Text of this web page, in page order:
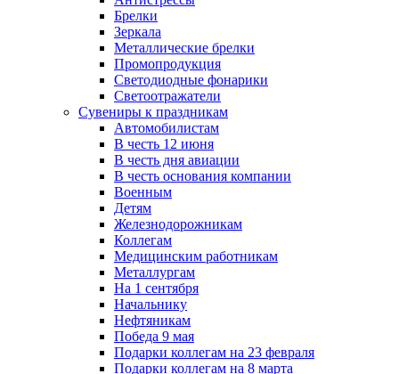
Брелки
Зеркала
Металлические брелки
Промопродукция
Светодиодные фонарики
Светоотражатели
Сувениры к праздникам
Автомобилистам
В честь 12 июня
В честь дня авиации
В честь основания компании
Военным
Детям
Железнодорожникам
Коллегам
Медицинским работникам
Металлургам
На 1 сентября
Начальнику
Нефтяникам
Победа 9 мая
Подарки коллегам на 23 февраля
Подарки коллегам на 8 марта